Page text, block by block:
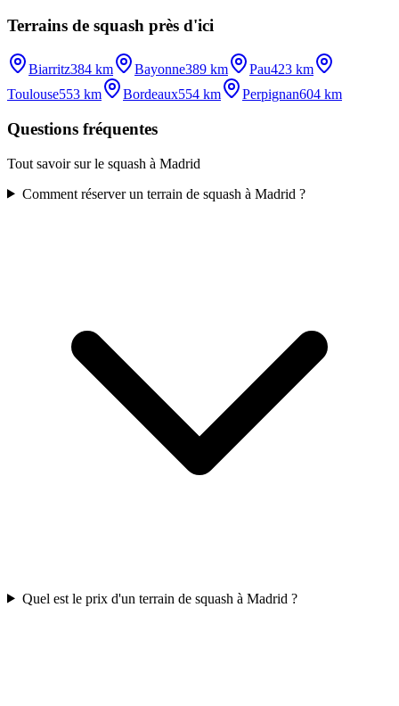
Terrains de squash près d'ici
Biarritz384 km Bayonne389 km Pau423 km
Toulouse553 km Bordeaux554 km Perpignan604 km
Questions fréquentes
Tout savoir sur le squash à Madrid
Comment réserver un terrain de squash à Madrid ?
Quel est le prix d'un terrain de squash à Madrid ?